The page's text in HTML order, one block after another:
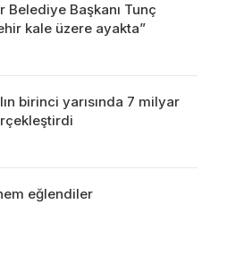
Belediye Başkanı Tunç
kale üzere ayakta”
birinci yarısında 7 milyar
eğlendiler